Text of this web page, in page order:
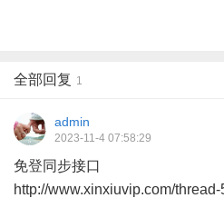
全部回复 1
admin
2023-11-4 07:58:29
免登同步接口
http://www.xinxiuvip.com/thread-